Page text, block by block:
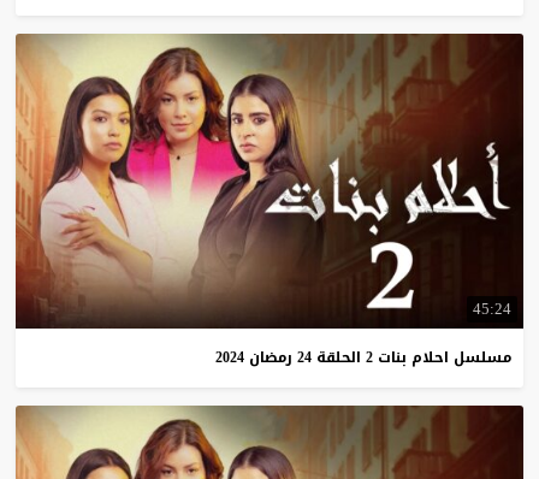
45:24
مسلسل احلام بنات 2 الحلقة 24 رمضان 2024